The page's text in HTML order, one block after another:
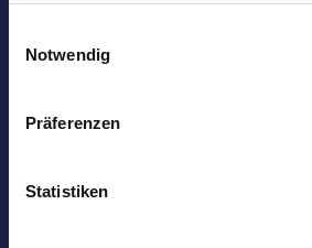
Notwendig
Präferenzen
Statistiken